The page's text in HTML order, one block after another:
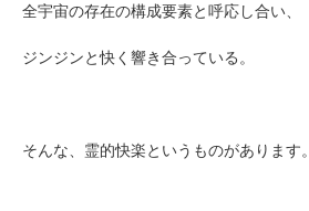
全宇宙の存在の構成要素と呼応し合い、
ジンジンと快く響き合っている。
そんな、霊的快楽というものがあります。